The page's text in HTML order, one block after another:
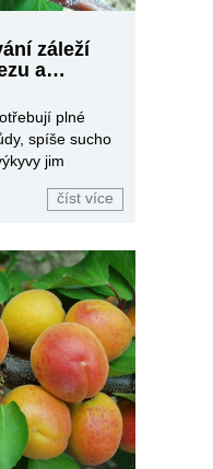
záleží
a
plné
spíše sucho
jim
číst více